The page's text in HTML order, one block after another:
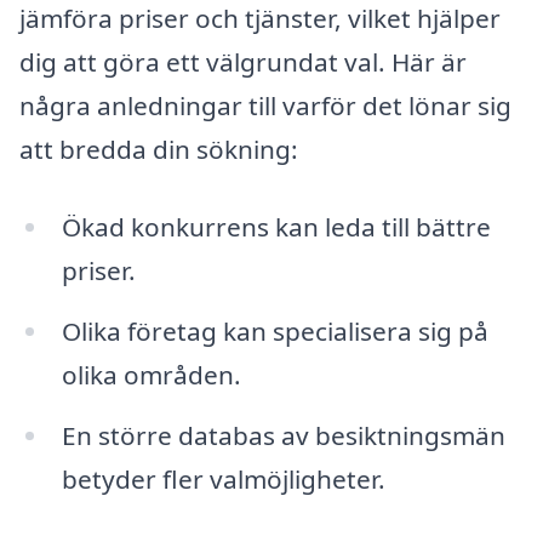
jämföra priser och tjänster, vilket hjälper
dig att göra ett välgrundat val. Här är
några anledningar till varför det lönar sig
att bredda din sökning:
Ökad konkurrens kan leda till bättre
priser.
Olika företag kan specialisera sig på
olika områden.
En större databas av besiktningsmän
betyder fler valmöjligheter.